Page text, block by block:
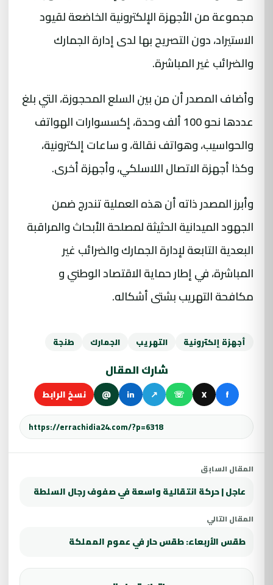
مجموعة من الأجهزة الإلكترونية الخاضعة لقيود
الاستيراد، دون التصريح بها لدى إدارة الجمارك
والضرائب غير المباشرة.
وأضاف المصدر أن من بين السلع المحجوزة، التي بلغ
عددها نحو 100 ألف وحدة، إكسسوارات الهواتف
والحواسيب، وهواتف نقالة، و ساعات إلكترونية،
وكذا أجهزة الاتصال اللاسلكي، وأجهزة أخرى.
وأبرز المصدر ذاته أن هذه العملية تندرج ضمن
الجهود الميدانية الحثيثة لمصلحة الأبحاث والمراقبة
البعدية التابعة لإدارة الجمارك والضرائب غير
المباشرة، في إطار حماية الاقتصاد الوطني و
مكافحة التهريب بشتى أشكاله.
أجهزة إلكترونية التهريب الجمارك طنجة
شارك المقال
f
X
☏
↗
in
@ نسخ الرابط
المقال السابق
عاجل | حركة انتقالية واسعة في صفوف رجال السلطة
المقال التالي
طقس الأربعاء: طقس حار في عموم المملكة